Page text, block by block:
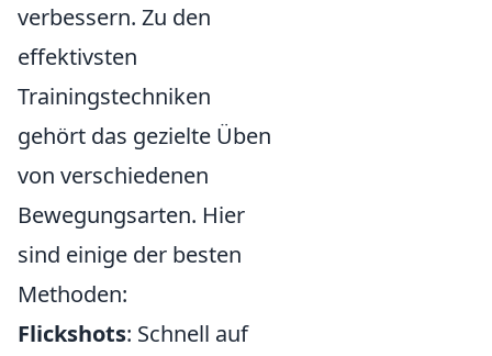
verbessern. Zu den
effektivsten
Trainingstechniken
gehört das gezielte Üben
von verschiedenen
Bewegungsarten. Hier
sind einige der besten
Methoden:
Flickshots: Schnell auf